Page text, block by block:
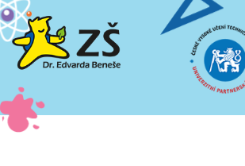
Přejít k hlavnímu obsahu